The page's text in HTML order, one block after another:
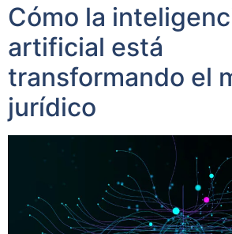
Cómo la
artificial está
transformando el
jurídico